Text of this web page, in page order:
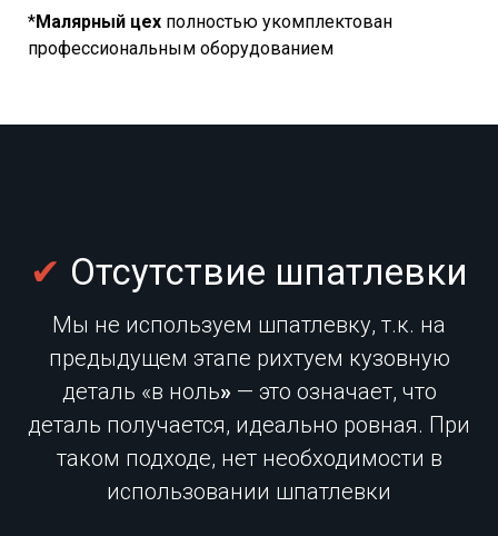
*Малярный цех полностью укомплектован
профессиональным оборудованием
✔ Отсутствие шпатлевки
Мы не используем шпатлевку, т.к. на
предыдущем этапе рихтуем кузовную
деталь «в ноль» — это означает, что
деталь получается, идеально ровная. При
таком подходе, нет необходимости в
использовании шпатлевки